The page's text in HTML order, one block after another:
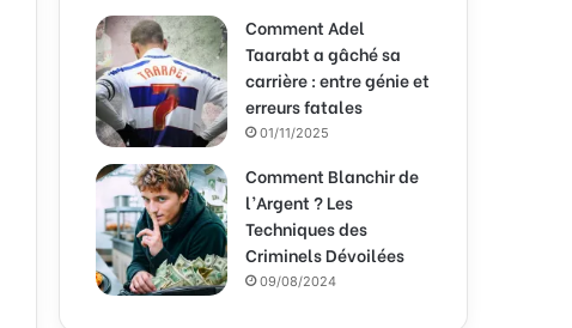
Comment Adel
Taarabt a gâché sa
carrière : entre génie et
erreurs fatales
01/11/2025
Comment Blanchir de
l’Argent ? Les
Techniques des
Criminels Dévoilées
09/08/2024